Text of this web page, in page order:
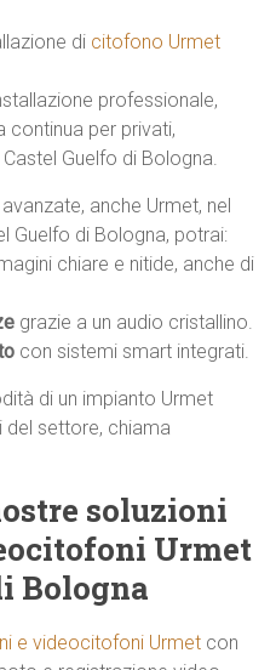
di citofono Urmet
professionale,
continua per privati,
Guelfo di Bologna.
anche Urmet, nel
Guelfo di Bologna, potrai:
chiare e nitide, anche di
grazie a un audio cristallino.
con sistemi smart integrati.
di un impianto Urmet
del settore, chiama
soluzioni
Urmet
Bologna
e videocitofoni Urmet con